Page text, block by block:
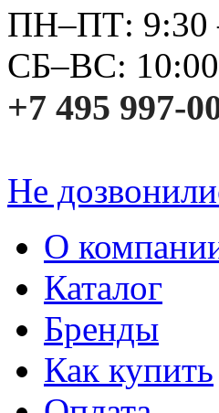
ПН–ПТ: 9:30
СБ–ВС:
+7 495 997-
Не
О
Каталог
Бренды
Как купить